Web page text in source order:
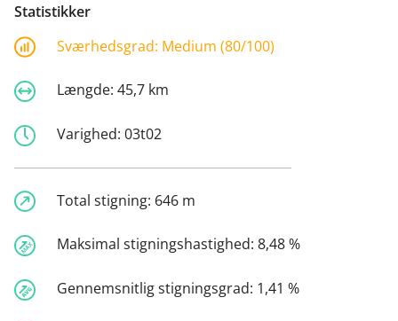
Statistikker
Sværhedsgrad: Medium (80/100)
Længde: 45,7 km
Varighed: 03t02
Total stigning: 646 m
Maksimal stigningshastighed: 8,48 %
Gennemsnitlig stigningsgrad: 1,41 %